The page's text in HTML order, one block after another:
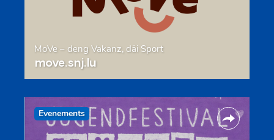
MoVe – deng Vakanz, däi Sport
move.snj.lu
Evenements